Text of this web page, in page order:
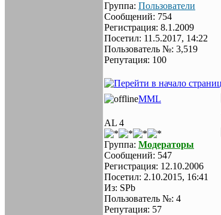
Группа: Пользователи
Сообщений: 754
Регистрация: 8.1.2009
Посетил: 11.5.2017, 14:22
Пользователь №: 3,519
Репутация: 100
MML
AL 4
Группа: Модераторы
Сообщений: 547
Регистрация: 12.10.2006
Посетил: 2.10.2015, 16:41
Из: SPb
Пользователь №: 4
Репутация: 57